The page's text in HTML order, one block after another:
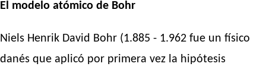
El modelo atómico de Bohr
Niels Henrik David Bohr (1.885 - 1.962 fue un físico
danés que aplicó por primera vez la hipótesis